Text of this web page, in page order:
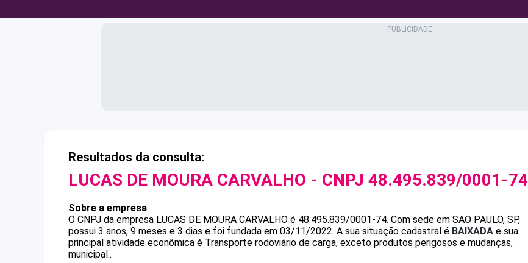
Resultados da consulta:
LUCAS DE MOURA CARVALHO - CNPJ 48.495.839/0001-74
Sobre a empresa
O CNPJ da empresa LUCAS DE MOURA CARVALHO é 48.495.839/0001-74. Com sede em SAO PAULO, SP,
possui 3 anos, 9 meses e 3 dias e foi fundada em 03/11/2022. A sua situação cadastral é BAIXADA e sua
principal atividade econômica é Transporte rodoviário de carga, exceto produtos perigosos e mudanças,
municipal..